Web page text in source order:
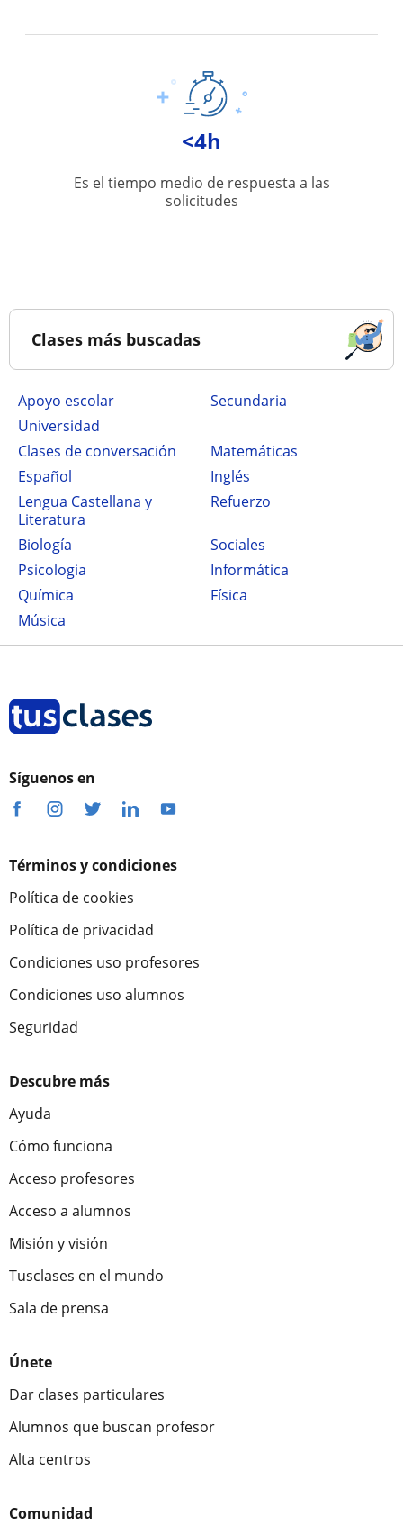
<4h
Es el tiempo medio de respuesta a las
solicitudes
Clases más buscadas
Apoyo escolar
secundaria
Universidad
Clases de conversación
Matemáticas
Español
Inglés
Lengua Castellana y
Literatura
Refuerzo
Biología
Sociales
Psicologia
Informática
Química
Física
Música
Síguenos en
Términos y condiciones
Política de cookies
Política de privacidad
Condiciones uso profesores
Condiciones uso alumnos
Seguridad
Descubre más
Ayuda
Cómo funciona
Acceso profesores
Acceso a alumnos
Misión y visión
Tusclases en el mundo
Sala de prensa
Únete
Dar clases particulares
Alumnos que buscan profesor
Alta centros
Comunidad